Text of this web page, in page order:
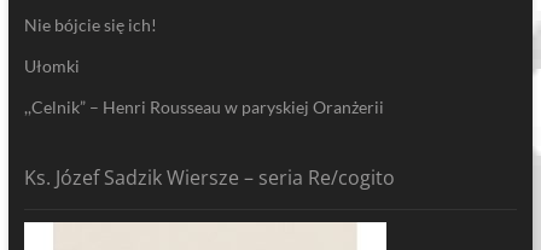
Nie bójcie się ich!
Ułomki
,,Celnik” – Henri Rousseau w paryskiej Oranżerii
Ks. Józef Sadzik Wiersze – seria Re/cogito